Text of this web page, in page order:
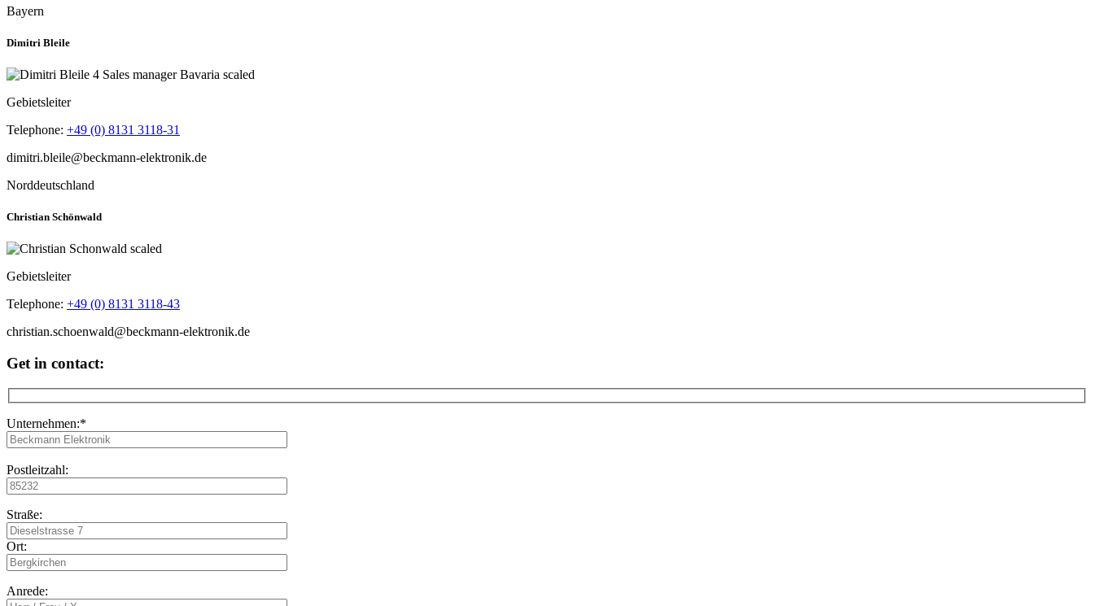
Bayern
Dimitri Bleile
Gebietsleiter
Telephone: +49 (0) 8131 3118-31
Norddeutschland
Christian Schönwald
Gebietsleiter
Telephone: +49 (0) 8131 3118-43
Get in contact:
Unternehmen:*
Postleitzahl:
Straße:
Ort:
Anrede: